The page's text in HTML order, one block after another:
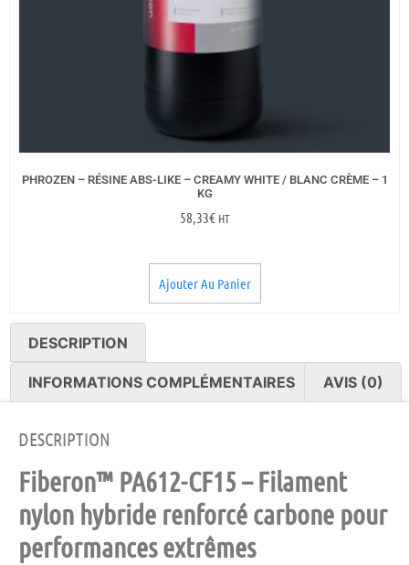
PHROZEN – RÉSINE ABS-LIKE – CREAMY WHITE / BLANC CRÈME – 1
KG
58,33€ HT
Ajouter Au Panier
DESCRIPTION
INFORMATIONS COMPLÉMENTAIRES AVIS (0)
DESCRIPTION
Fiberon™ PA612-CF15 – Filament
nylon hybride renforcé carbone pour
performances extrêmes